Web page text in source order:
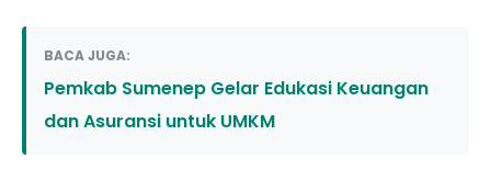
BACA JUGA:
Pemkab Sumenep Gelar Edukasi Keuangan
dan Asuransi untuk UMKM